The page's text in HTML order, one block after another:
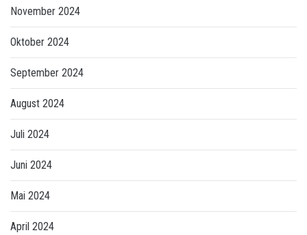
November 2024
Oktober 2024
September 2024
August 2024
Juli 2024
Juni 2024
Mai 2024
April 2024